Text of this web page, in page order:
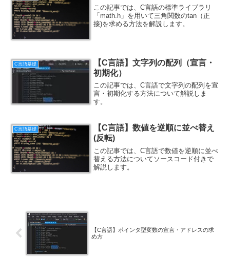
この記事では、C言語の標準ライブラリ
「math.h」を用いて三角関数のtan（正
接)を求める方法を解説します。
C言語基礎
【C言語】文字列の配列（宣言・
初期化）
この記事では、C言語で文字列の配列を宣
言・初期化する方法について解説しま
す。
C言語基礎
【C言語】数値を逆順に並べ替え
(反転)
この記事では、C言語で数値を逆順に並べ
替える方法についてソースコード付きで
解説します。
【C言語】ポインタ型変数の宣言・アドレスの求
め方